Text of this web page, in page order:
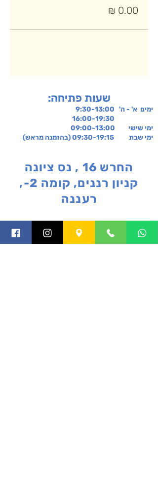
:שעות פתיחה
ימים א' - ה' 9:30-13:00
ימי שישי 09:00-13:00
ימי שבת 09:30-19:15 (בהזמנה מראש)
החרש 16 , נס ציונה
קניון רננים, קומה 2-,
רעננה